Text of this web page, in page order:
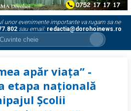
unor evenimente importante va rugam sa ne
sau email: redactia@dorohoinews.ro
apăr viața” -
etapa națională
Școlii